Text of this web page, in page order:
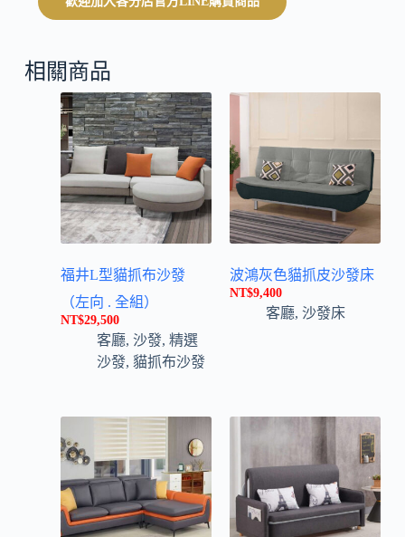
r
n
e
:
相關商品
福井L型貓抓布沙發
（左向 . 全組）
NT$29,500
客廳, 沙發, 精選
沙發, 貓抓布沙發
波鴻灰色貓抓皮沙發床
NT$9,400
客廳, 沙發床